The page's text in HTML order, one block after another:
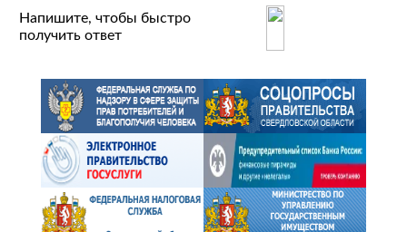
Напишите, чтобы быстро
получить ответ